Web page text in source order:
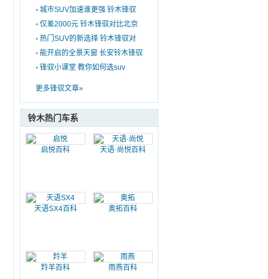
▪ 城市SUV加速谁更强 铃木锋驭
对标致2008
▪ 仅差2000元 铃木锋驭对比北京
现代ix25
▪ 热门SUV的新选择 铃木锋驭对
比日产逍客
▪ 能开启的全景天窗 长安铃木锋驭
亮点解析
▪ 锋驭小课堂 教你如何选suv
更多锋驭文章»
铃木热门车系
启悦百科 天语·尚悦百科
天语SX4百科 奥拓百科
羚羊百科 雨燕百科